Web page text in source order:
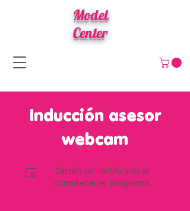
Model
Center
Inducción asesor
webcam
Obtén un certificado al
completar el programa.